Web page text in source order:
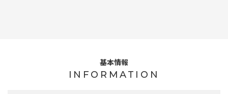
基本情報
INFORMATION